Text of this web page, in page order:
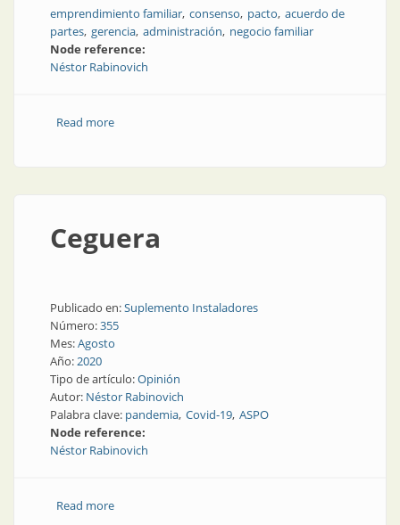
emprendimiento familiar consenso pacto acuerdo de
partes gerencia administración negocio familiar
Node reference:
Néstor Rabinovich
Read moreabout El precio de la armonía
Ceguera
Publicado en:Suplemento Instaladores
Número:355
Mes:Agosto
Año:2020
Tipo de artículo:Opinión
Autor: Néstor Rabinovich
Palabra clave: pandemia Covid-19 ASPO
Node reference:
Néstor Rabinovich
Read moreabout Ceguera